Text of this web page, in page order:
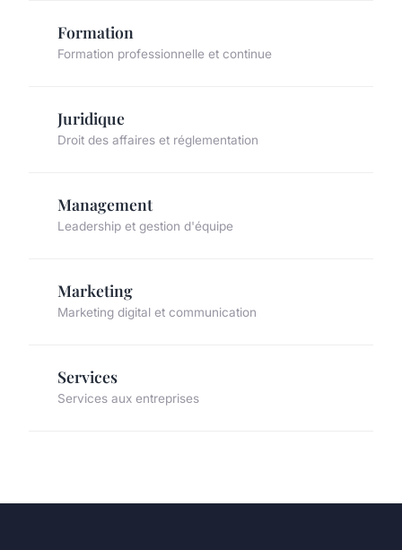
Formation
Formation professionnelle et continue
Juridique
Droit des affaires et réglementation
Management
Leadership et gestion d'équipe
Marketing
Marketing digital et communication
Services
Services aux entreprises